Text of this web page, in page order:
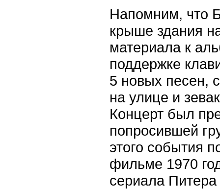
Напомним, что
крыше здания
материала к
поддержке
5 новых песен,
на улице и
Концерт был
попросившей
этого события
фильме 1970
сериала